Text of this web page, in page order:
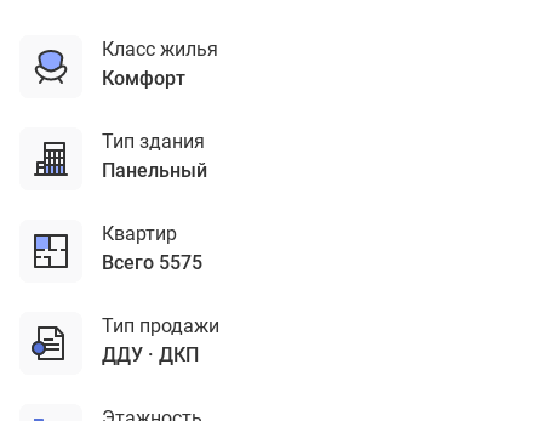
Класс жилья
комфорт
Тип здания
панельный
Квартир
Всего 5575
Тип продажи
ДДУ
ДКП